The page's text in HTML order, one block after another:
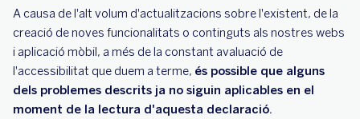
A causa de l'alt volum d'actualitzacions sobre l'existent, de la
creació de noves funcionalitats o continguts als nostres webs
i aplicació mòbil, a més de la constant avaluació de
l'accessibilitat que duem a terme, és possible que alguns
dels problemes descrits ja no siguin aplicables en el
moment de la lectura d'aquesta declaració.